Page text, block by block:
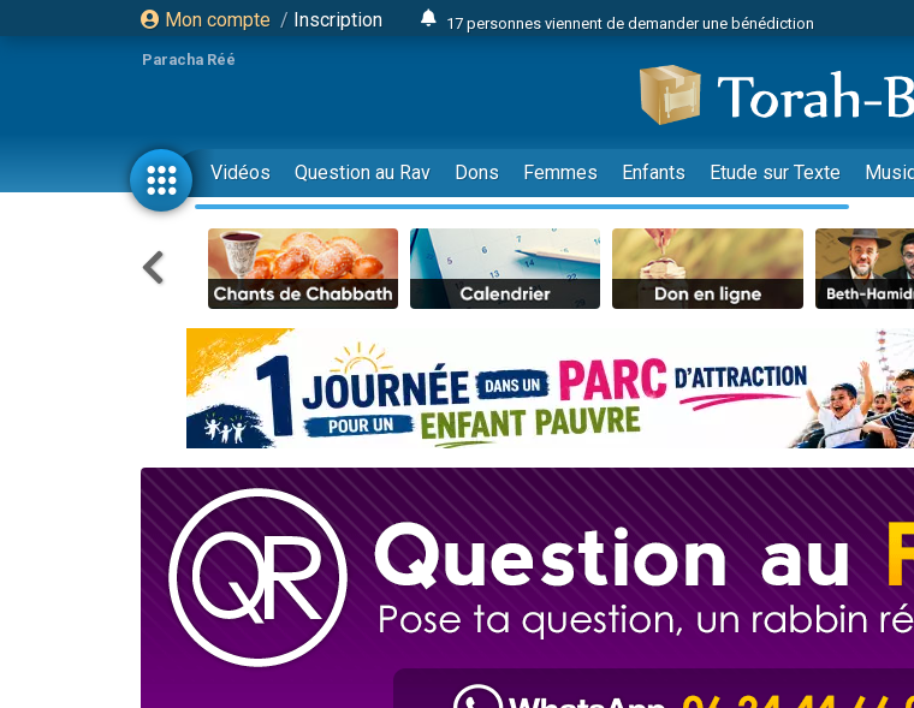
Mon compte / Inscription
17 personnes viennent de demander une bénédiction
Il reste 49 places pour étudier en groupe sur Zoom
23 personnes viennent de faire un don pour Diane, 80 ans,
Eva vient de donner son Maasser
4 personnes viennent de nous rejoindre sur WhatsApp
3 personnes viennent de nous rejoindre sur WhatsApp
3 personnes viennent de faire un don pour 5 jours de vacances
Odaya vient de donner son Maasser
2 personnes viennent de nous rejoindre sur WhatsApp
30 personnes viennent de faire un don pour Sauvez la jambe
12 nouvelles musiques dans Torah-Box Music
Il reste 49 places pour étudier en groupe sur Zoom
3 personnes viennent de nous rejoindre sur WhatsApp
2 personnes viennent de nous rejoindre sur WhatsApp
3 personnes viennent de nous rejoindre sur WhatsApp
8 personnes viennent de faire un don pour Tsédaka : pauvres
2 personnes viennent de faire un don pour 1 Journée de
Paracha Réé
Vidéos Question au Rav Dons Femmes Enfants Etude sur Texte